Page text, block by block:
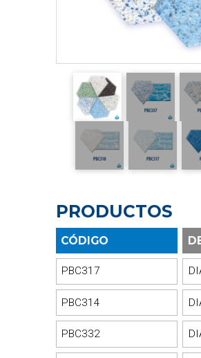
PRODUCTOS
CÓDIGO
PBC317
PBC314
PBC332